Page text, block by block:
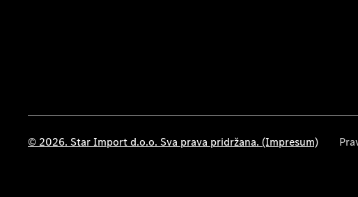
© 2026. Star Import d.o.o. Sva prava pridržana. (Impresum)